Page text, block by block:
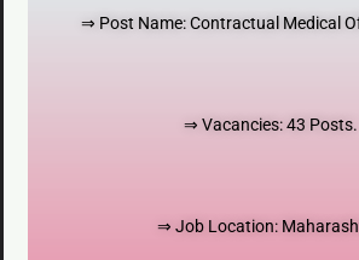
⇒ Post Name: Contractual Medical
⇒ Vacancies: 43 Posts.
⇒ Job Location: